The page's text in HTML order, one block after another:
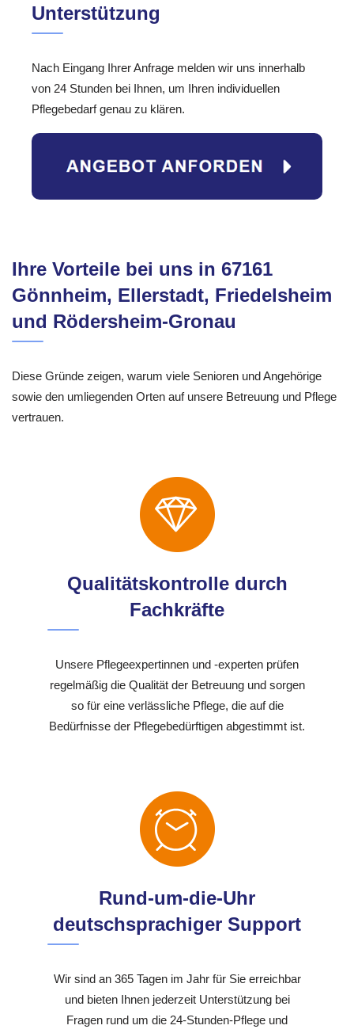
Unterstützung
Nach Eingang Ihrer Anfrage melden wir uns innerhalb
von 24 Stunden bei Ihnen, um Ihren individuellen
Pflegebedarf genau zu klären.
Ihre Vorteile bei uns in 67161
Gönnheim, Ellerstadt, Friedelsheim
und Rödersheim-Gronau
Diese Gründe zeigen, warum viele Senioren und Angehörige
sowie den umliegenden Orten auf unsere Betreuung und Pflege
vertrauen.
Qualitätskontrolle durch
Fachkräfte
Unsere Pflegeexpertinnen und -experten prüfen
regelmäßig die Qualität der Betreuung und sorgen
so für eine verlässliche Pflege, die auf die
Bedürfnisse der Pflegebedürftigen abgestimmt ist.
Rund-um-die-Uhr
deutschsprachiger Support
Wir sind an 365 Tagen im Jahr für Sie erreichbar
und bieten Ihnen jederzeit Unterstützung bei
Fragen rund um die 24-Stunden-Pflege und